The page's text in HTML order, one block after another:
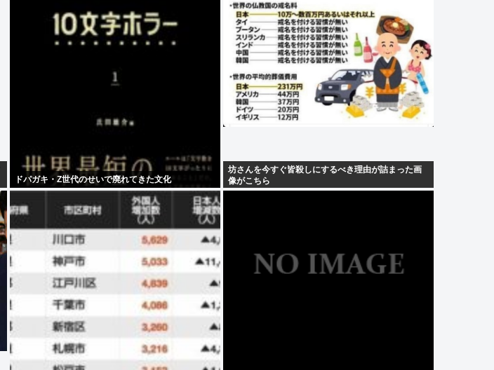
ドパガキ・Z世代のせいで廃れてきた文化
坊さんを今すぐ皆殺しにするべき理由が詰まった画
像がこちら